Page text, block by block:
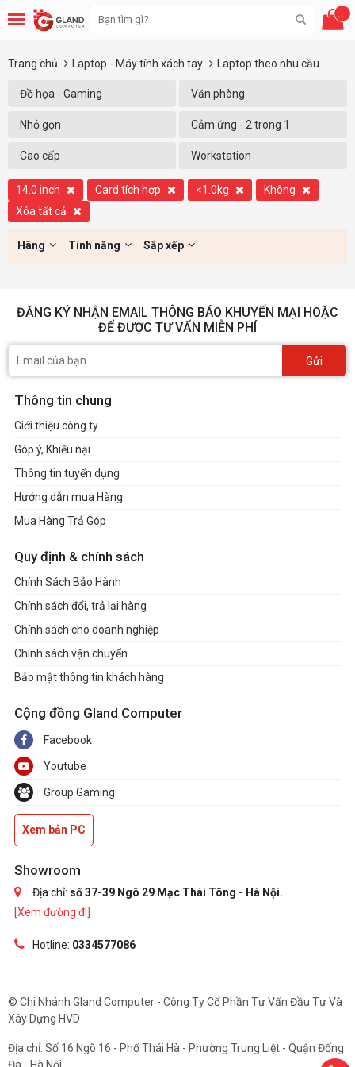
...
Trang chủ Laptop - Máy tính xách tay Laptop theo nhu cầu
Đồ họa - Gaming Văn phòng
Nhỏ gọn Cảm ứng - 2 trong 1
Cao cấp Workstation
14.0 inch Card tích hợp <1.0kg
Không
Xóa tất cả
Hãng Tính năng Sắp xếp
ĐĂNG KÝ NHẬN EMAIL THÔNG BÁO KHUYẾN MẠI HOẶC
ĐỂ ĐƯỢC TƯ VẤN MIỄN PHÍ
Gửi
Thông tin chung
Giới thiệu công ty
Góp ý, Khiếu nại
Thông tin tuyển dụng
Hướng dẫn mua Hàng
Mua Hàng Trả Góp
Quy định & chính sách
Chính Sách Bảo Hành
Chính sách đổi, trả lại hàng
Chính sách cho doanh nghiệp
Chính sách vận chuyển
Bảo mật thông tin khách hàng
Cộng đồng Gland Computer
Facebook
Youtube
Group Gaming
Xem bản PC
Showroom
Địa chỉ: số 37-39 Ngõ 29 Mạc Thái Tông - Hà Nội.
[Xem đường đi]
Hotline: 0334577086
© Chi Nhánh Gland Computer - Công Ty Cổ Phần Tư Vấn Đầu Tư Và
Xây Dựng HVD
Địa chỉ: Số 16 Ngõ 16 - Phố Thái Hà - Phường Trung Liệt - Quận Đống